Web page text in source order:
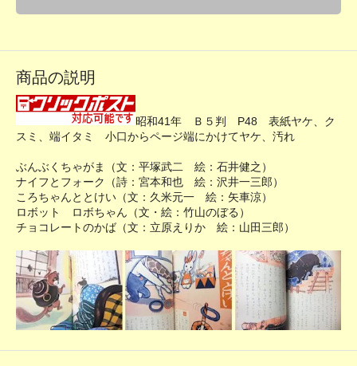
商品の説明
昭和41年 Ｂ５判 P48 表紙ヤケ、ク
スミ、端イタミ 小口からページ端にかけてヤケ、汚れ
ぶんぶくちゃがま（文：平塚武二 絵：石井健之）
ナイフとフォーク（詩：宮本和也 絵：沢井一三郎）
ころちゃんととけい（文：久米元一 絵：矢車涼）
ロボット ロボちゃん（文・絵：竹山のぼる）
チョコレートのかば（文：立原えりか 絵：山田三郎）